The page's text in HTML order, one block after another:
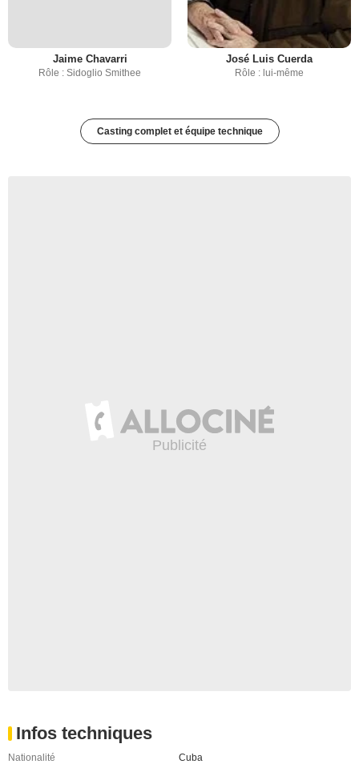
Jaime Chavarri
Rôle : Sidoglio Smithee
José Luis Cuerda
Rôle : lui-même
Casting complet et équipe technique
Infos techniques
Nationalité
Cuba